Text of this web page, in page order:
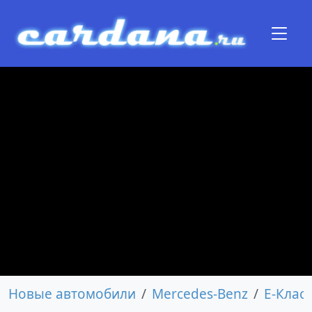
Новые автомобили Mercedes-Benz E-Класс